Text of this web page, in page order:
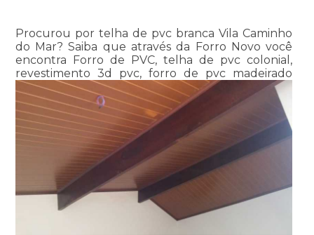
Procurou por telha de pvc branca Vila Caminho
do Mar? Saiba que através da Forro Novo você
encontra Forro de PVC, telha de pvc colonial,
revestimento 3d pvc, forro de pvc madeirado